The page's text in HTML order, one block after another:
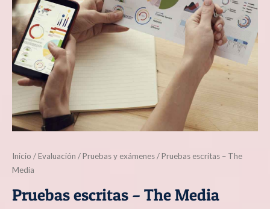
Inicio /Evaluación /Pruebas y exámenes/ Pruebas escritas – The
Media
Pruebas escritas – The Media